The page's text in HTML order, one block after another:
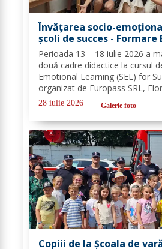
Învățarea socio-
școli de succes -
două cadre didactice de
Gimnazială „Spiru
Perioada 13 – 18 iulie 2026 a
două cadre didactice la cursul
Emotional Learning (SEL) for
organizat de Europass SRL,
prin programul de Acreditare
educație școlară număr de
28 iulie 2026 Galerie foto
Copiii de la Școala de vară